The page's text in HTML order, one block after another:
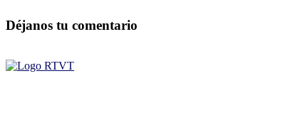
Déjanos tu comentario